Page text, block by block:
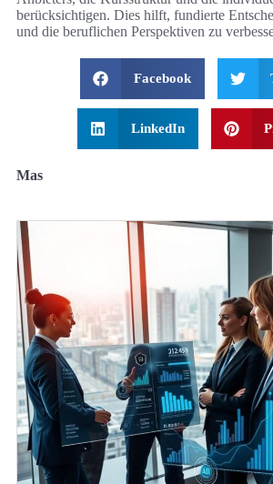
berücksichtigen. Dies hilft, fundierte
und die beruflichen Perspektiven zu
Facebook
LinkedIn
Mas